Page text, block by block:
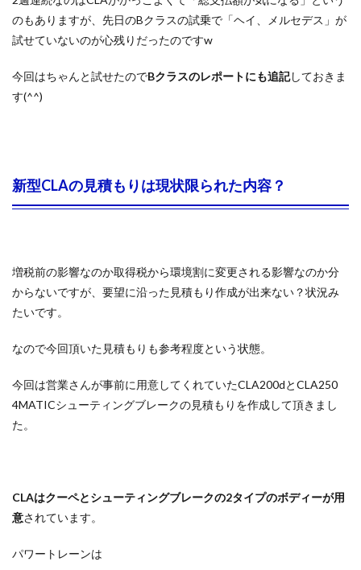
のもありますが、先日のBクラスの試乗で「ヘイ、メルセデス」が
試せていないのが心残りだったのですw
今回はちゃんと試せたのでBクラスのレポートにも追記しておきま
す(^^)
新型CLAの見積もりは現状限られた内容？
増税前の影響なのか取得税から環境割に変更される影響なのか分
からないですが、要望に沿った見積もり作成が出来ない？状況み
たいです。
なので今回頂いた見積もりも参考程度という状態。
今回は営業さんが事前に用意してくれていたCLA200dとCLA250
4MATICシューティングブレークの見積もりを作成して頂きまし
た。
CLAはクーペとシューティングブレークの2タイプのボディーが用
意されています。
パワートレーンは